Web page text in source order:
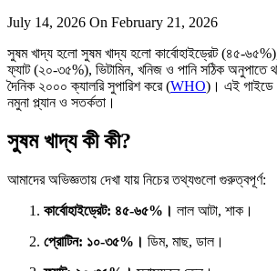
July 14, 2026 On February 21, 2026
সুষম খাদ্য হলো সুষম খাদ্য হলো কার্বোহাইড্রেট (৪৫-
ফ্যাট (২০-৩৫%), ভিটামিন, খনিজ ও পানি সঠিক অনুপাতে
দৈনিক ২০০০ ক্যালরি সুপারিশ করে (WHO)। এই গাইডে
নমুনা প্ল্যান ও সতর্কতা।
সুষম খাদ্য কী কী?
আমাদের অভিজ্ঞতায় দেখা যায় নিচের তথ্যগুলো গুরুত্বপূর্ণ:
কার্বোহাইড্রেট: ৪৫-৬৫%। লাল আটা, শাক।
প্রোটিন: ১০-৩৫%। ডিম, মাছ, ডাল।